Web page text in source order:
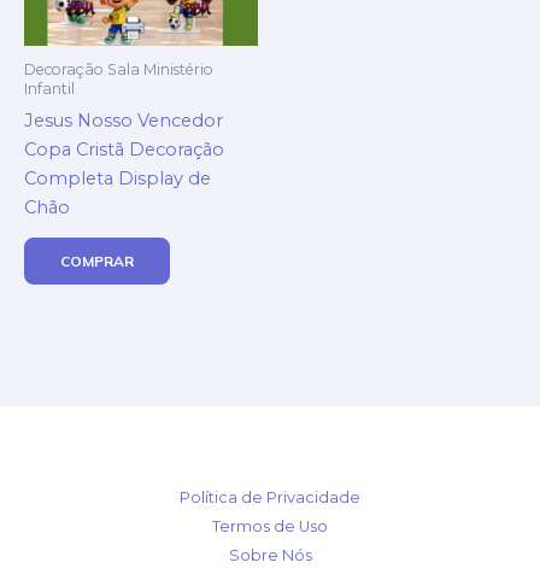
Decoração Sala Ministério
Infantil
Jesus Nosso Vencedor
Copa Cristã Decoração
Completa Display de
Chão
COMPRAR
Política de Privacidade
Termos de Uso
Sobre Nós